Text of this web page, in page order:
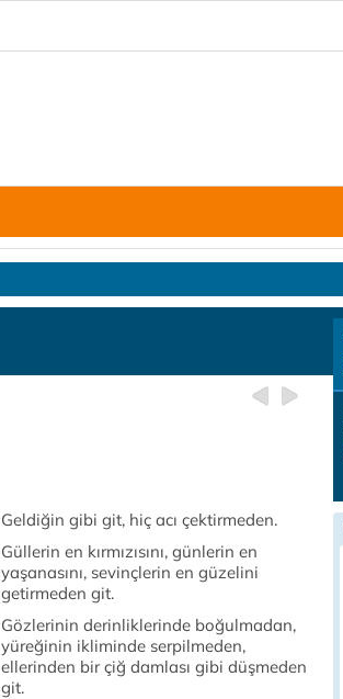
Geldiğin gibi git, hiç acı çektirmeden.
Güllerin en kırmızısını, günlerin en
yaşanasını, sevinçlerin en güzelini
getirmeden git.
Gözlerinin derinliklerinde boğulmadan,
yüreğinin ikliminde serpilmeden,
ellerinden bir çiğ damlası gibi düşmeden
git.